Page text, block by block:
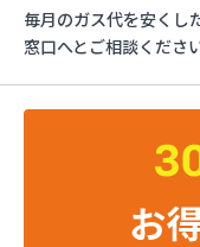
ガステックサー
ガステックサー
ガステックサー
ガステックサー
ガステックサー
ガステックサー
毎月のガス代を安くし
窓口へとご相談ください